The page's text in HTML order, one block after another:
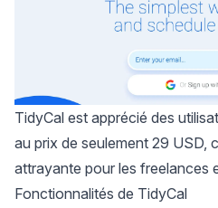
TidyCal est apprécié des
au prix de seulement 29 USD,
attrayante pour les freelances
Fonctionnalités de TidyCal